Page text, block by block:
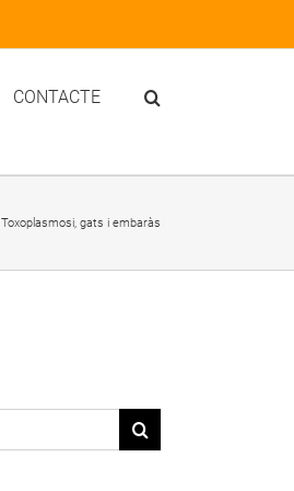
CONTACTE
Toxoplasmosi, gats i embaràs